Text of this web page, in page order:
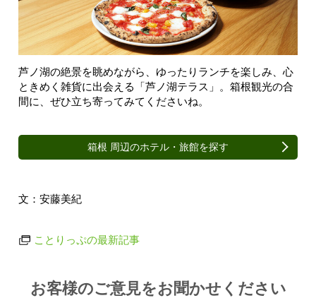
芦ノ湖の絶景を眺めながら、ゆったりランチを楽しみ、心
ときめく雑貨に出会える「芦ノ湖テラス」。箱根観光の合
間に、ぜひ立ち寄ってみてくださいね。
箱根 周辺のホテル・旅館を探す
文：安藤美紀
ことりっぷの最新記事
Article survey
お客様のご意見をお聞かせください